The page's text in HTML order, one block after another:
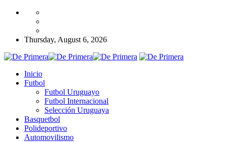
Thursday, August 6, 2026
Inicio
Futbol
Futbol Uruguayo
Futbol Internacional
Selección Uruguaya
Basquetbol
Polideportivo
Automovilismo